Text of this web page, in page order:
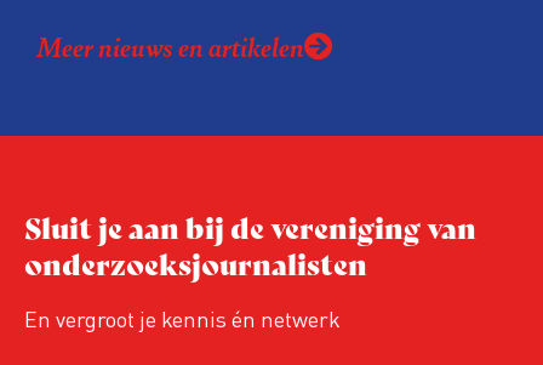
Vreemdelingenpolitie. Niet alleen gaan ze
ongedocumenteerde werknemer
Vreemdelingenpolitie.
Meer nieuws en artikelen
Sluit je aan bij de vereniging van
onderzoeksjournalisten
En vergroot je kennis én netwerk